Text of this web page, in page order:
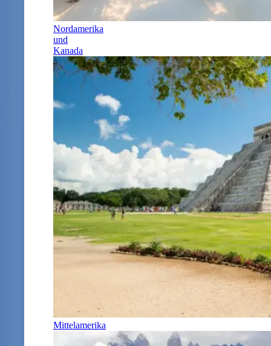
Nordamerika
und
Kanada
Mittelamerika